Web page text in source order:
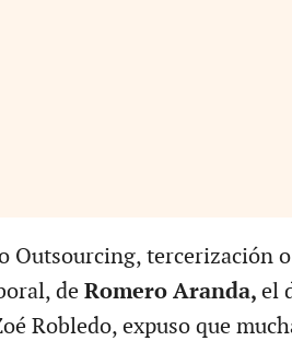
Outsourcing, tercerización o
deRomero Aranda, el
Robledo, expuso que